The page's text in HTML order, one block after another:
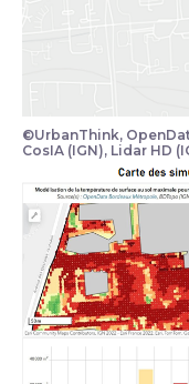
©UrbanThink,
CosIA (IGN), Lidar HD